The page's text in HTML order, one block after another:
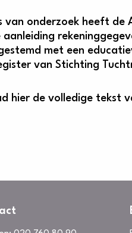
van onderzoek heeft de
aanleiding
met een
van Stichting
hier de volledige tekst